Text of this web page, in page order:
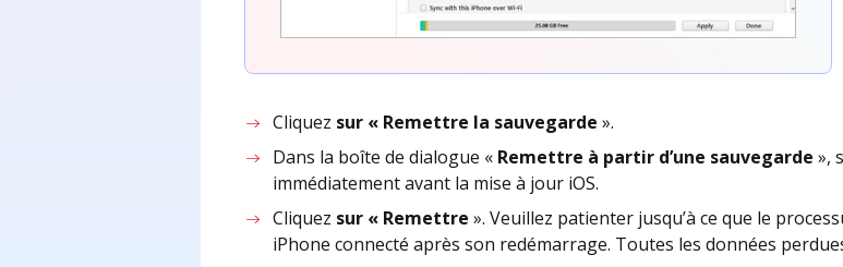
Cliquez sur « Remettre la sauvegarde ».
Dans la boîte de dialogue « Remettre à partir d’une sauvegarde »,
immédiatement avant la mise à jour iOS.
Cliquez sur « Remettre ». Veuillez patienter jusqu’à ce que le
iPhone connecté après son redémarrage. Toutes les données